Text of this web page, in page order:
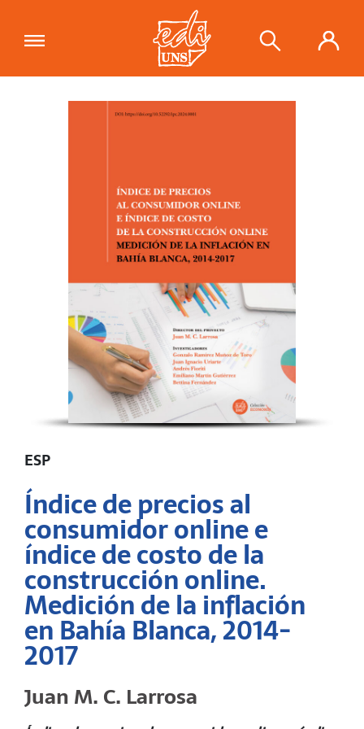
"Índice de precios al consumidor
ESP
Índice de precios al
consumidor online e
índice de costo de la
construcción online.
Medición de la inflación
en Bahía Blanca, 2014-
2017
Juan M. C. Larrosa